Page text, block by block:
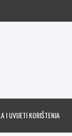
I UVIJETI KORIŠTENJA